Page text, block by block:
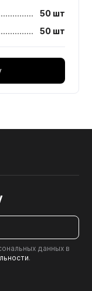
50 шт
50 шт
данных в
.